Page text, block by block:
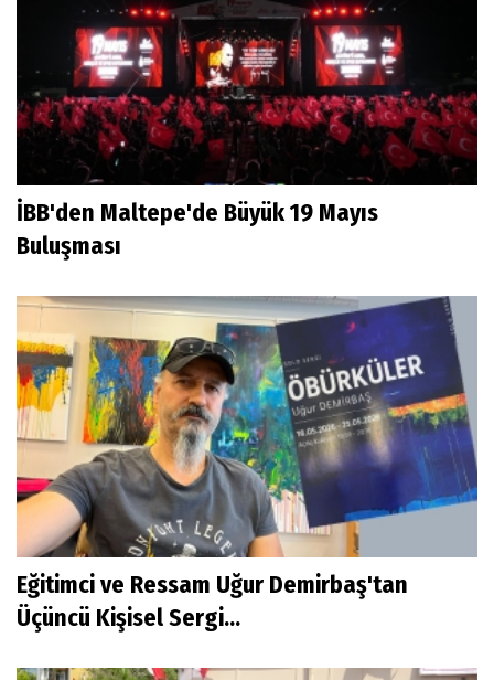
İBB'den Maltepe'de Büyük 19 Mayıs
Buluşması
Eğitimci ve Ressam Uğur Demirbaş'tan
Üçüncü Kişisel Sergi...